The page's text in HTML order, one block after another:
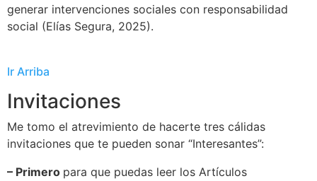
generar intervenciones sociales con responsabilidad
social (Elías Segura, 2025).
Ir Arriba
Invitaciones
Me tomo el atrevimiento de hacerte tres cálidas
invitaciones que te pueden sonar “Interesantes”:
– Primero para que puedas leer los Artículos